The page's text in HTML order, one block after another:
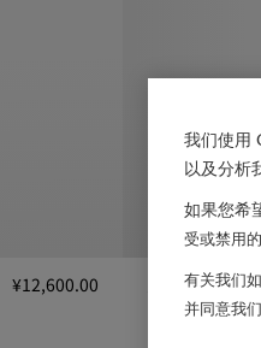
¥12,600.00
尼龙绗缝夹克
尼龙绗缝夹
我们使用
以及分析
如果您希
受或禁用
有关我们
并同意我